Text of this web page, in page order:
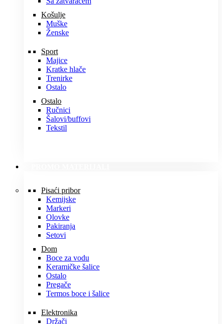
Košulje
Muške
Ženske
Sport
Majice
Kratke hlače
Trenirke
Ostalo
Ostalo
Ručnici
Šalovi/buffovi
Tekstil
Pisaći pribor
Kemijske
Markeri
Olovke
Pakiranja
Setovi
Dom
Boce za vodu
Keramičke šalice
Ostalo
Pregače
Termos boce i šalice
Elektronika
Držači